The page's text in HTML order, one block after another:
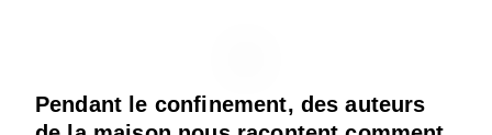
Pendant le confinement, des auteurs